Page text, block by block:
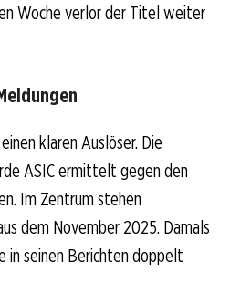
Woche verlor der Titel weiter
klaren Auslöser. Die
ASIC ermittelt gegen den
Im Zentrum stehen
dem November 2025. Damals
in seinen Berichten doppelt